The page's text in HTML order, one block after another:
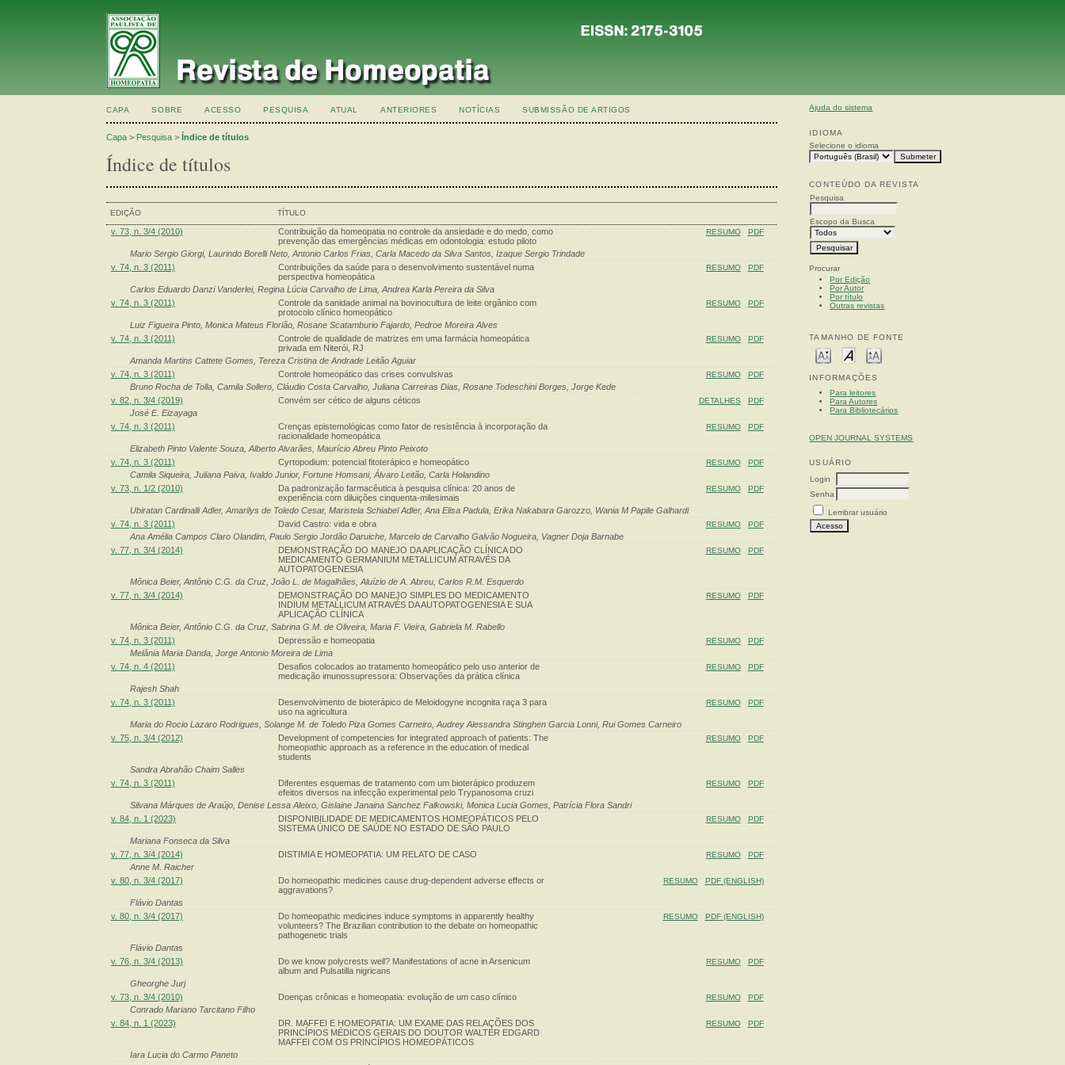
Ajuda do sistema
IDIOMA
Selecione o idioma
CONTEÚDO DA REVISTA
Pesquisa
Escopo da Busca
Procurar
Por Edição
Por Autor
Por título
Outras revistas
TAMANHO DE FONTE
INFORMAÇÕES
Para leitores
Para Autores
Para Bibliotecários
OPEN JOURNAL SYSTEMS
USUÁRIO
Login
Senha
Lembrar usuário
CAPA SOBRE ACESSO PESQUISA ATUAL ANTERIORES NOTÍCIAS SUBMISSÃO DE ARTIGOS
Capa > Pesquisa >Índice de títulos
Índice de títulos
EDIÇÃO TÍTULO
v. 73, n. 3/4 (2010)
Contribuição da homeopatia no controle da ansiedade e do medo, como
prevenção das emergências médicas em odontologia: estudo piloto
RESUMO PDF
Mario Sergio Giorgi, Laurindo Borelli Neto, Antonio Carlos Frias, Carla Macedo da Silva Santos, Izaque Sergio Trindade
v. 74, n. 3 (2011)
Contribuições da saúde para o desenvolvimento sustentável numa
perspectiva homeopática
RESUMO PDF
Carlos Eduardo Danzi Vanderlei, Regina Lúcia Carvalho de Lima, Andrea Karla Pereira da Silva
v. 74, n. 3 (2011)
Controle da sanidade animal na bovinocultura de leite orgânico com
protocolo clínico homeopático
RESUMO PDF
Luiz Figueira Pinto, Monica Mateus Florião, Rosane Scatamburio Fajardo, Pedroe Moreira Alves
v. 74, n. 3 (2011)
Controle de qualidade de matrizes em uma farmácia homeopática
privada em Niterói, RJ
RESUMO PDF
Amanda Martins Cattete Gomes, Tereza Cristina de Andrade Leitão Aguiar
v. 74, n. 3 (2011)
Controle homeopático das crises convulsivas RESUMO PDF
Bruno Rocha de Tolla, Camila Sollero, Cláudio Costa Carvalho, Juliana Carreiras Dias, Rosane Todeschini Borges, Jorge Kede
v. 82, n. 3/4 (2019)
Convém ser cético de alguns céticos DETALHES PDF
José E. Eizayaga
v. 74, n. 3 (2011)
Crenças epistemológicas como fator de resistência à incorporação da
racionalidade homeopática
RESUMO PDF
Elizabeth Pinto Valente Souza, Alberto Alvarães, Maurício Abreu Pinto Peixoto
v. 74, n. 3 (2011)
Cyrtopodium: potencial fitoterápico e homeopático RESUMO PDF
Camila Siqueira, Juliana Paiva, Ivaldo Junior, Fortune Homsani, Álvaro Leitão, Carla Holandino
v. 73, n. 1/2 (2010)
Da padronização farmacêutica à pesquisa clínica: 20 anos de
experiência com diluições cinquenta-milesimais
RESUMO PDF
Ubiratan Cardinalli Adler, Amarilys de Toledo Cesar, Maristela Schiabel Adler, Ana Elisa Padula, Erika Nakabara Garozzo, Wania M Papile Galhardi
v. 74, n. 3 (2011)
David Castro: vida e obra RESUMO PDF
Ana Amélia Campos Claro Olandim, Paulo Sergio Jordão Daruiche, Marcelo de Carvalho Galvão Nogueira, Vagner Doja Barnabe
v. 77, n. 3/4 (2014)
DEMONSTRAÇÃO DO MANEJO DA APLICAÇÃO CLÍNICA DO
MEDICAMENTO GERMANIUM METALLICUM ATRAVÉS DA
AUTOPATOGENESIA
RESUMO PDF
Mônica Beier, Antônio C.G. da Cruz, João L. de Magalhães, Aluízio de A. Abreu, Carlos R.M. Esquerdo
v. 77, n. 3/4 (2014)
DEMONSTRAÇÃO DO MANEJO SIMPLES DO MEDICAMENTO
INDIUM METALLICUM ATRAVÉS DA AUTOPATOGENESIA E SUA
APLICAÇÃO CLÍNICA
RESUMO PDF
Mônica Beier, Antônio C.G. da Cruz, Sabrina G.M. de Oliveira, Maria F. Vieira, Gabriela M. Rabello
v. 74, n. 3 (2011)
Depressão e homeopatia RESUMO PDF
Melânia Maria Danda, Jorge Antonio Moreira de Lima
v. 74, n. 4 (2011)
Desafios colocados ao tratamento homeopático pelo uso anterior de
medicação imunossupressora: Observações da prática clínica
RESUMO PDF
Rajesh Shah
v. 74, n. 3 (2011)
Desenvolvimento de bioterápico de Meloidogyne incognita raça 3 para
uso na agricultura
RESUMO PDF
Maria do Rocio Lazaro Rodrigues, Solange M. de Toledo Piza Gomes Carneiro, Audrey Alessandra Stinghen Garcia Lonni, Rui Gomes Carneiro
v. 75, n. 3/4 (2012)
Development of competencies for integrated approach of patients: The
homeopathic approach as a reference in the education of medical
students
RESUMO PDF
Sandra Abrahão Chaim Salles
v. 74, n. 3 (2011)
Diferentes esquemas de tratamento com um bioterápico produzem
efeitos diversos na infecção experimental pelo Trypanosoma cruzi
RESUMO PDF
Silvana Márques de Araújo, Denise Lessa Aleixo, Gislaine Janaina Sanchez Falkowski, Monica Lucia Gomes, Patrícia Flora Sandri
v. 84, n. 1 (2023)
DISPONIBILIDADE DE MEDICAMENTOS HOMEOPÁTICOS PELO
SISTEMA ÚNICO DE SAÚDE NO ESTADO DE SÃO PAULO
RESUMO PDF
Mariana Fonseca da Silva
v. 77, n. 3/4 (2014)
DISTIMIA E HOMEOPATIA: UM RELATO DE CASO RESUMO PDF
Anne M. Raicher
v. 80, n. 3/4 (2017)
Do homeopathic medicines cause drug-dependent adverse effects or
aggravations?
RESUMO PDF (ENGLISH)
Flávio Dantas
v. 80, n. 3/4 (2017)
Do homeopathic medicines induce symptoms in apparently healthy
volunteers? The Brazilian contribution to the debate on homeopathic
pathogenetic trials
RESUMO PDF (ENGLISH)
Flávio Dantas
v. 76, n. 3/4 (2013)
Do we know polycrests well? Manifestations of acne in Arsenicum
album and Pulsatilla nigricans
RESUMO PDF
Gheorghe Jurj
v. 73, n. 3/4 (2010)
Doenças crônicas e homeopatia: evolução de um caso clínico RESUMO PDF
Conrado Mariano Tarcitano Filho
v. 84, n. 1 (2023)
DR. MAFFEI E HOMEOPATIA: UM EXAME DAS RELAÇÕES DOS
PRINCÍPIOS MÉDICOS GERAIS DO DOUTOR WALTER EDGARD
MAFFEI COM OS PRINCÍPIOS HOMEOPÁTICOS
RESUMO PDF
Iara Lucia do Carmo Paneto